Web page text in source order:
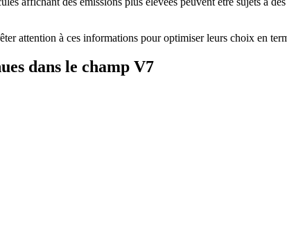
attention à ces informations pour optimiser leurs choix en
dans le champ V7